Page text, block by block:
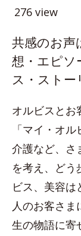
276 view
共感のお声
想・エピソ
ス・ストー
オルビスとお
「マイ・オ
介護など、さ
を考え、どう
ビス、美容
人のお客さま
生の物語に寄